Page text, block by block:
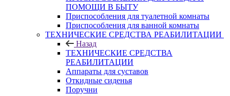
ПОМОЩИ В БЫТУ
Приспособления для туалетной комнаты
Приспособления для ванной комнаты
ТЕХНИЧЕСКИЕ СРЕДСТВА РЕАБИЛИТАЦИИ
Назад
ТЕХНИЧЕСКИЕ СРЕДСТВА
РЕАБИЛИТАЦИИ
Аппараты для суставов
Откидные сиденья
Поручни